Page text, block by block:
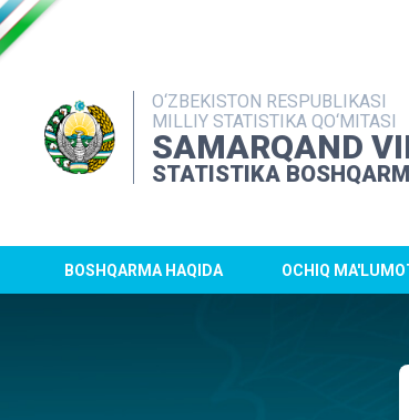
O‘ZBEKISTON RESPUBLIKASI
MILLIY STATISTIKA QO‘MITASI
SAMARQAND
STATISTIKA
BOSHQARMA HAQIDA OCHIQ